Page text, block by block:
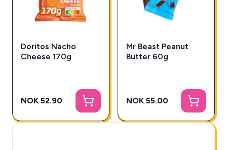
Doritos Nacho
Cheese 170g
NOK 52.90
Mr Beast Peanut
Butter 60g
NOK 55.00